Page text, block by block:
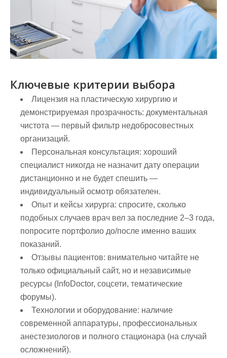
Ключевые критерии выбора
Лицензия на пластическую хирургию и
демонстрируемая прозрачность: документальная
чистота — первый фильтр недобросовестных
организаций.
Персональная консультация: хороший
специалист никогда не назначит дату операции
дистанционно и не будет спешить —
индивидуальный осмотр обязателен.
Опыт и кейсы хирурга: спросите, сколько
подобных случаев врач вел за последние 2–3 года,
попросите портфолио до/после именно ваших
показаний.
Отзывы пациентов: внимательно читайте не
только официальный сайт, но и независимые
ресурсы (InfoDoctor, соцсети, тематические
форумы).
Технологии и оборудование: наличие
современной аппаратуры, профессиональных
анестезиологов и полного стационара (на случай
осложнений).